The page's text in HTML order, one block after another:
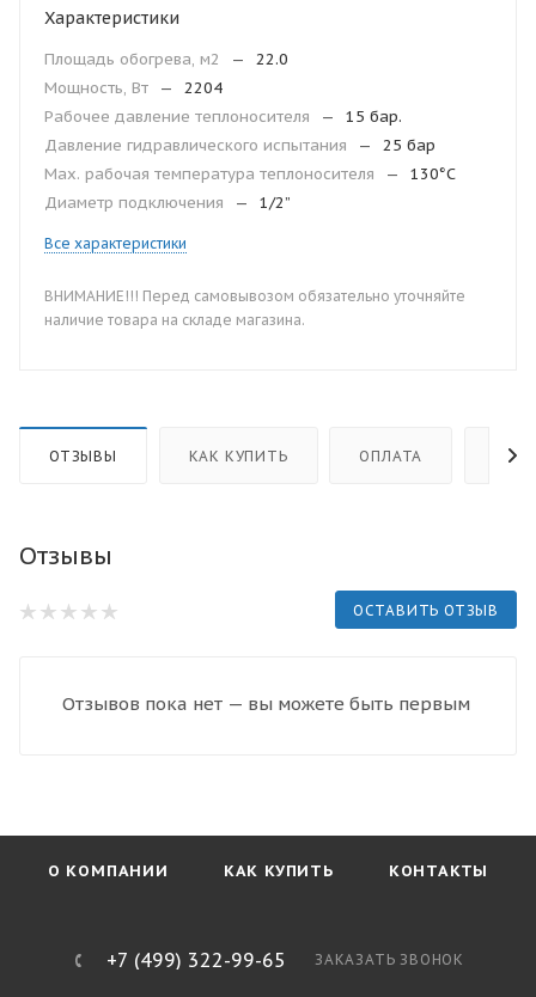
Характеристики
Площадь обогрева, м2 —
22.0
Мощность, Вт
—
2204
Рабочее давление теплоносителя
—
15 бар.
Давление гидравлического испытания
—
25 бар
Мax. рабочая температура теплоносителя
—
130°С
Диаметр подключения
— 1/2”
Все характеристики
ВНИМАНИЕ!!! Перед самовывозом обязательно уточняйте
наличие товара на складе магазина.
ОТЗЫВЫ КАК КУПИТЬ ОПЛАТА
Отзывы
ОСТАВИТЬ ОТЗЫВ
Отзывов пока нет — вы можете быть первым
О КОМПАНИИ КАК КУПИТЬ КОНТАКТЫ
+7 (499) 322-99-65 ЗАКАЗАТЬ ЗВОНОК